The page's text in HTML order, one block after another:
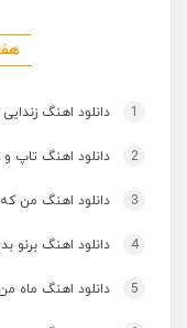
1 دانلود اهنگ
2 دانلود اهنگ تاپ و توپ ۷ از دی جی
3 دانلود اهنگ من که
4 دانلود اهنگ برنو بدوش ۲ از
5 دانلود اهنگ ماه